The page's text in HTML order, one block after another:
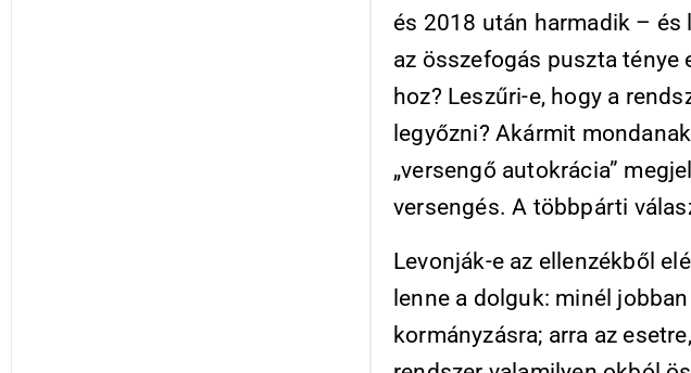
és 2018 után harmadik –
az összefogás puszta ténye
hoz? Leszűri-e, hogy a
legyőzni? Akármit
„versengő autokrácia”
versengés. A többpárti
Levonják-e az ellenzékből
lenne a dolguk: minél
kormányzásra; arra az